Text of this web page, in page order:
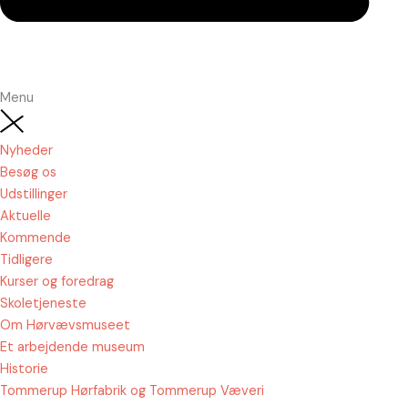
Menu
Nyheder
Besøg os
Udstillinger
Aktuelle
Kommende
Tidligere
Kurser og foredrag
Skoletjeneste
Om Hørvævsmuseet
Et arbejdende museum
Historie
Tommerup Hørfabrik og Tommerup Væveri